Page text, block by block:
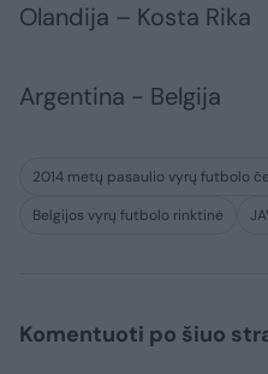
Olandija – Kosta Rika
Argentina - Belgija
2014 metų pasaulio vyrų futbolo
Belgijos vyrų futbolo rinktinė
Komentuoti po šiuo